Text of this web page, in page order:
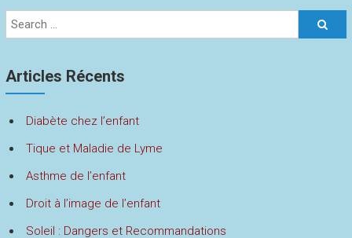
Articles Récents
Diabète chez l’enfant
Tique et Maladie de Lyme
Asthme de l’enfant
Droit à l’image de l’enfant
Soleil : Dangers et Recommandations